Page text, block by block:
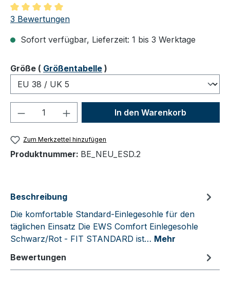
Durchschnittliche Bewertung von 5 von 5 Sternen
3 Bewertungen
Sofort verfügbar, Lieferzeit: 1 bis 3 Werktage
Größeauswählen
( Größentabelle )
Produkt Anzahl: Gib denIn den Warenkorb
Zum Merkzettel hinzufügen
Produktnummer: BE_NEU_ESD.2
Beschreibung
Die komfortable Standard-Einlegesohle für den
täglichen Einsatz Die EWS Comfort Einlegesohle
Schwarz/Rot - FIT STANDARD ist… Mehr
Bewertungen